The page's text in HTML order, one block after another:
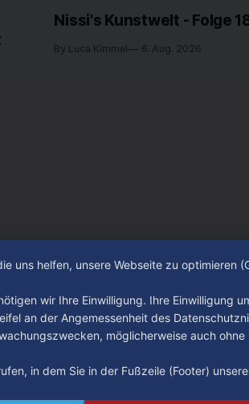
Nissi's Kunstwelt - Folge
By Luca Kimmel 6. Aug. 2026
uns helfen, unsere Webseite zu
wir Ihre Einwilligung. Ihre Einwilligung
an der Angemessenheit des
möglicherweise auch
in dem Sie in der Fußzeile (Footer)